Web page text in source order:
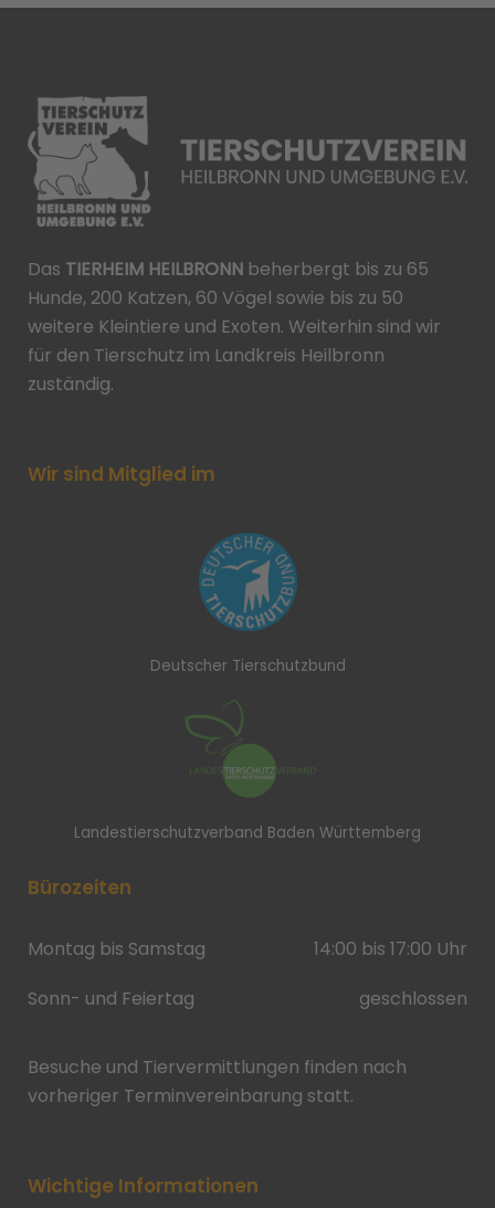
Das TIERHEIM HEILBRONN beherbergt bis zu 65
Hunde, 200 Katzen, 60 Vögel sowie bis zu 50
weitere Kleintiere und Exoten. Weiterhin sind wir
für den Tierschutz im Landkreis Heilbronn
zuständig.
Wir sind Mitglied im
Deutscher Tierschutzbund
Landestierschutzverband Baden Württemberg
Bürozeiten
Montag bis Samstag
14:00 bis 17:00 Uhr
Sonn- und Feiertag
geschlossen
Besuche und Tiervermittlungen finden nach
vorheriger Terminvereinbarung statt.
Wichtige Informationen